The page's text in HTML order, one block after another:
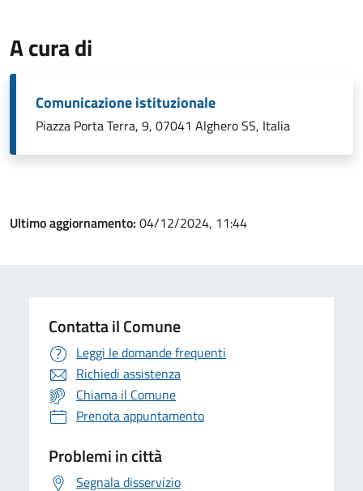
A cura di
Comunicazione istituzionale
Piazza Porta Terra, 9, 07041 Alghero SS, Italia
Ultimo aggiornamento: 04/12/2024, 11:44
Contatta il Comune
Leggi le domande frequenti
Richiedi assistenza
Chiama il Comune
Prenota appuntamento
Problemi in città
Segnala disservizio